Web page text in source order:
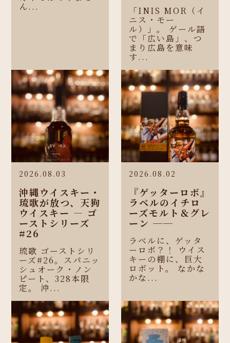
ん... 「INIS MOR（イ
ニス・モー
ル）」。 ゲール語
で「広い島」、つ
まり広島を意味
す...
2026.08.03
沖縄ウイスキー・
琉歌が放つ、天狗
ウイスキー ― ゴ
ーストシリーズ
#26
琉歌 ゴーストシリ
ーズ#26。スパニッ
シュオーク・ノン
ピート、328本限
定。 沖...
2026.08.02
『ゲッターロボ』
ラベルのイチロ
ーズモルト＆グレ
ーン ──
ラベルに、ゲッタ
ーロボ？！ ウイス
キーの棚に、巨大
ロボット。 なかな
かな...